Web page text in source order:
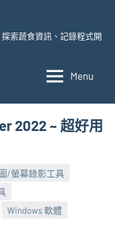
索蔬食資訊、記錄程式開
Menu
2022 ~ 超好用
/螢幕錄影工具
Windows 軟體